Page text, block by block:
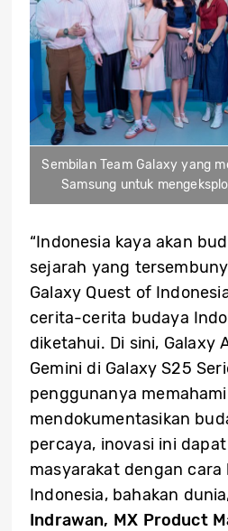
Sembilan Team Galaxy yang
Samsung untuk
“Indonesia kaya akan
sejarah yang
Galaxy Quest of
cerita-cerita budaya
diketahui. Di sini, Galaxy
Gemini di Galaxy S25
penggunanya
mendokumentasikan
percaya, inovasi ini
masyarakat dengan
Indonesia, bahakan
Indrawan, MX Product